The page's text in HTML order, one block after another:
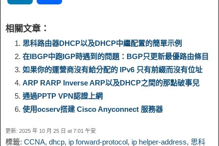
y
L
i
n
k
g
r
a
m
b
o
o
o
d
o
e
r
n
k
e
I
a
r
e
相關文章：
思科路由器DHCP以及DHCP中繼配置的簡單示例
在IBGP中跑IGP時遇到的問題：BGP只更新最優路由條目
如果你的運營商沒有給分配的 IPv6 只有前綴而沒有位址
ARP RARP Inverse ARP以及DHCP之間的那點破事兒
通過PPTP VPN認證上網
使用ocserv搭建 Cisco Anyconnect 服務器
更新: 2025 年 10 月 25 日 at 7:01 午安
標籤: CCNA, dhcp, ip forward-protocol, ip helper-address, 思科